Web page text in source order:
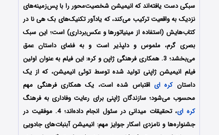
سبکی دست یافته‌اند که انیمیشن شخصیت‌محور را با پس‌زمینه‌های
نزدیک به واقعیت ترکیب می‌کند، که یادآور تکنیک‌های بک هی نا در
کتاب‌هایش (استفاده از مینیاتورها و عکس‌برداری) است؛ این سبک
بصری گرم، ملموس و دلپذیر است و به فضای داستان عمق
می‌بخشد؛ 3. همکاری فرهنگی ژاپن و کره: این فیلم به عنوان اولین
فیلم انیمیشن ژاپنی تولید شده توسط توئی انیمیشن، که از یک
داستانکره ای اقتباس شده است، یک همکاری فرهنگی مهم
محسوب می‌شود؛ سازندگان ژاپنی برای رعایت وفاداری به فرهنگ
کره ای
، تحقیقات میدانی در سئول انجام داده‌اند؛ 4. موفقیت در
جشنواره‌ها و نامزدی اسکار جوایز مهم: انیمیشن آبنبات‌های جادویی